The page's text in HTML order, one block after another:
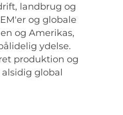
landbrug og
og globale
og Amerikas,
ydelse.
produktion og
global